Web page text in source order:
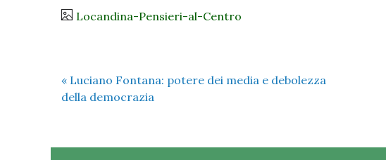
Locandina-Pensieri-al-Centro
« Luciano Fontana: potere dei media e debolezza
della democrazia